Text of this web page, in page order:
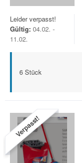
Leider verpasst!
Gültig: 04.02. -
11.02.
6 Stück
Verpasst!